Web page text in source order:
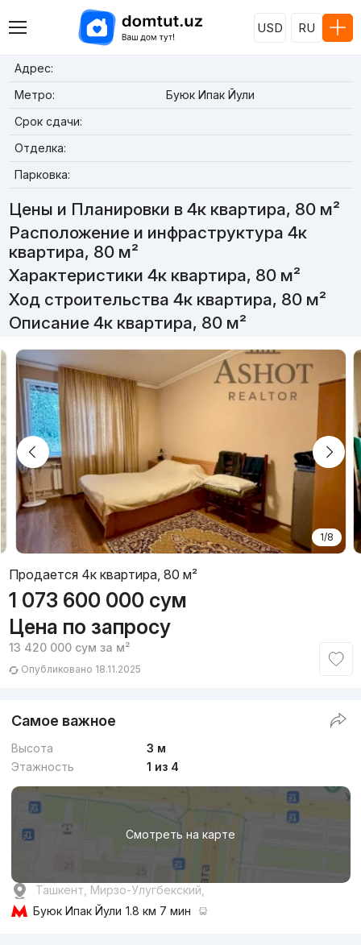
USD RU
Адрес:
Метро:
Буюк Ипак Йули
Срок сдачи:
Отделка:
Парковка:
Цены и Планировки в 4к квартира, 80 м²
Расположение и инфраструктура 4к
квартира, 80 м²
Характеристики 4к квартира, 80 м²
Ход строительства 4к квартира, 80 м²
Описание 4к квартира, 80 м²
1/8
Продается 4к квартира, 80 м²
1 073 600 000 сум
Цена по запросу
13 420 000 сум за м²
Опубликовано 18.11.2025
Самое важное
Высота
3 м
Этажность
1 из 4
Смотреть на карте
Ташкент, Мирзо-Улугбекский,
Буюк Ипак Йули 1.8 км 7 мин